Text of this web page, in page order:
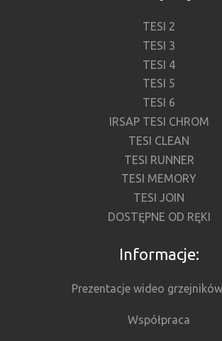
TESI 2
TESI 3
TESI 4
TESI 5
TESI 6
IRSAP TESI CHROM
TESI CLEAN
TESI RUNNER
TESI MEMORY
TESI JOIN
DOSTĘPNE OD RĘKI
Informacje:
Prezentacje wideo
Współpraca